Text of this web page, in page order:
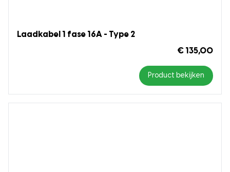
Laadkabel 1 fase 16A - Type 2
€ 135,00
Product bekijken